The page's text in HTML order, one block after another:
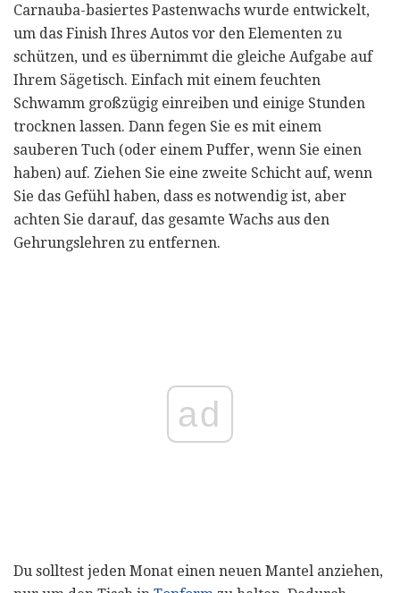
Carnauba-basiertes Pastenwachs wurde entwickelt,
um das Finish Ihres Autos vor den Elementen zu
schützen, und es übernimmt die gleiche Aufgabe auf
Ihrem Sägetisch. Einfach mit einem feuchten
Schwamm großzügig einreiben und einige Stunden
trocknen lassen. Dann fegen Sie es mit einem
sauberen Tuch (oder einem Puffer, wenn Sie einen
haben) auf. Ziehen Sie eine zweite Schicht auf, wenn
Sie das Gefühl haben, dass es notwendig ist, aber
achten Sie darauf, das gesamte Wachs aus den
Gehrungslehren zu entfernen.
ad
Du solltest jeden Monat einen neuen Mantel anziehen,